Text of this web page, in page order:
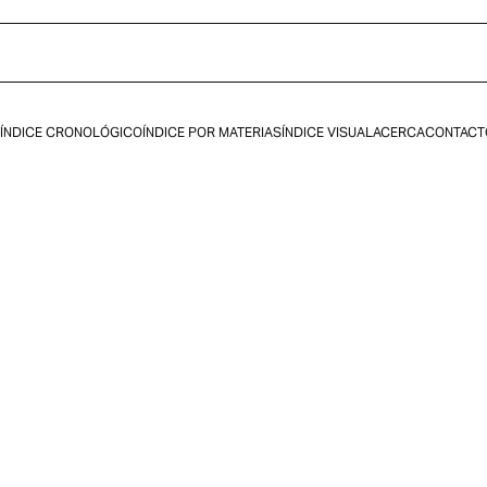
ÍNDICE CRONOLÓGICOÍNDICE POR MATERIASÍNDICE VISUALACERCA